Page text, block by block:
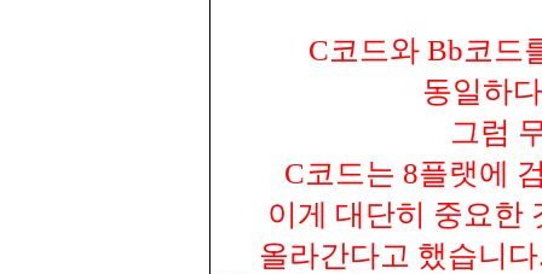
C코드와 Bb코드
동일하
그럼
C코드는 8플랫에
이게 대단히 중요한
올라간다고 했습니